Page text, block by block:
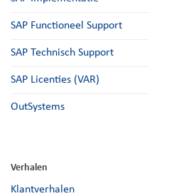
SAP Functioneel Support
SAP Technisch Support
SAP Licenties (VAR)
OutSystems
Verhalen
Klantverhalen